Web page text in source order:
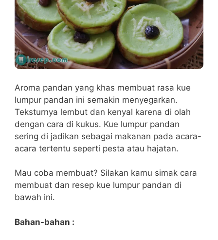
Aroma pandan yang khas membuat rasa kue
lumpur pandan ini semakin menyegarkan.
Teksturnya lembut dan kenyal karena di olah
dengan cara di kukus. Kue lumpur pandan
sering di jadikan sebagai makanan pada acara-
acara tertentu seperti pesta atau hajatan.
Mau coba membuat? Silakan kamu simak cara
membuat dan resep kue lumpur pandan di
bawah ini.
Bahan-bahan :